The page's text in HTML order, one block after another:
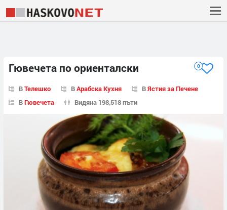
Гювечета по ориенталски 0
ВТелешко ВАрабска Кухня ВЯстия за Печене
ВГювечета Видяна 198,518 пъти